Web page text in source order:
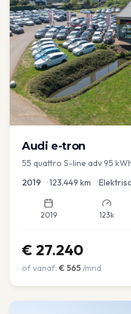
Audi e-tron
55 quattro S-line adv 95
2019 •123.449 km •
2019 123k
€ 27.240
of vanaf: € 565/mnd